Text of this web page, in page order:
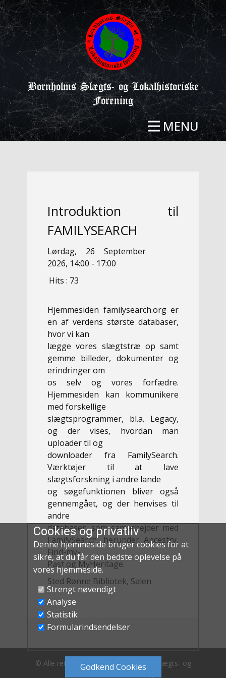
Bornholms Slægts- og Lokalhistoriske
Forening
MENU
Introduktion til
FAMILYSEARCH
Lørdag, 26 September
2026, 14:00 - 17:00
Hits : 73
Hjemmesiden familysearch.org er
en af verdens største databaser,
hvor vi kan
lægge vores slægtstræ op samt
gemme billeder, dokumenter og
erindringer om
os selv og vores forfædre.
Hjemmesiden kan kommunikere
med forskellige
slægtsprogrammer, bl.a. Legacy,
og der vises, hvordan man
uploader til og
downloader fra FamilySearch.
Værktøjer til at lave
slægtsforskning i andre lande
og søgefunktionen bliver også
gennemgået, og der henvises til
andre
databaser, som samarbejder med
FamilySearch, herunder Ancestry,
Find-my-
Past og MyHeritage.
Sted Rønne Bibliotek, Salen
© Alle rettigheder tilhøre Bornholms Slægts- og
Cookies og privatliv
Denne hjemmeside bruger cookies for at
sikre, at du får den bedste oplevelse på
vores hjemmeside.
Strengt nøvendigt
Analyse
Statistik
Formularindsendelser
Godkend​ Cookies